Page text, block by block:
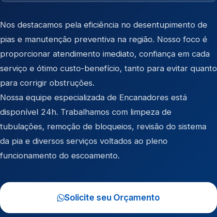
Nos destacamos pela eficiência no desentupimento de
pias e manutenção preventiva na região. Nosso foco é
proporcionar atendimento imediato, confiança em cada
serviço e ótimo custo-benefício, tanto para evitar quanto
para corrigir obstruções.
Nossa equipe especializada de Encanadores está
disponível 24h. Trabalhamos com limpeza de
tubulações, remoção de bloqueios, revisão do sistema
da pia e diversos serviços voltados ao pleno
funcionamento do escoamento.
Solicite seu Orçamento